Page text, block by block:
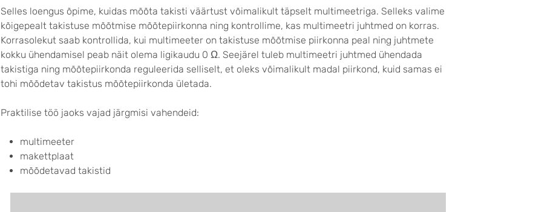
Selles loengus õpime, kuidas mõõta takisti väärtust võimalikult täpselt multimeetriga. Selleks valime
kõigepealt takistuse mõõtmise mõõtepiirkonna ning kontrollime, kas multimeetri juhtmed on korras.
Korrasolekut saab kontrollida, kui multimeeter on takistuse mõõtmise piirkonna peal ning juhtmete
kokku ühendamisel peab näit olema ligikaudu 0 Ω. Seejärel tuleb multimeetri juhtmed ühendada
takistiga ning mõõtepiirkonda reguleerida selliselt, et oleks võimalikult madal piirkond, kuid samas ei
tohi mõõdetav takistus mõõtepiirkonda ületada.
Praktilise töö jaoks vajad järgmisi vahendeid:
multimeeter
makettplaat
mõõdetavad takistid